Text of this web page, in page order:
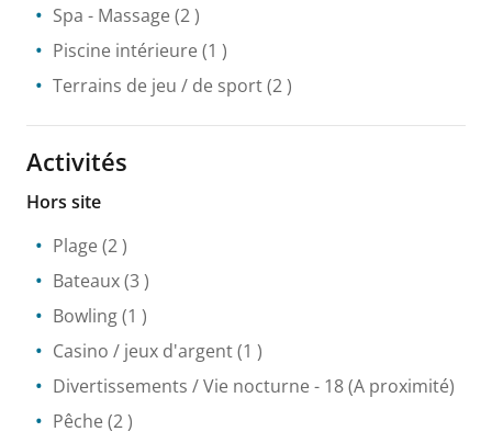
Spa - Massage (2 )
Piscine intérieure (1 )
Terrains de jeu / de sport(2 )
Activités
Hors site
Plage (2 )
Bateaux(3 )
Bowling(1 )
Casino / jeux d'argent(1 )
Divertissements / Vie nocturne - 18(A proximité)
Pêche (2 )